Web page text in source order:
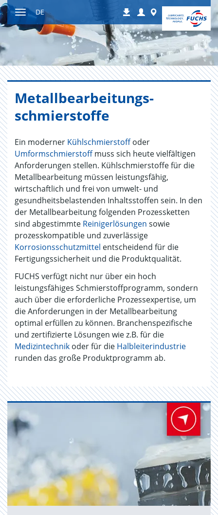
Zum
Inhalt Navigation
ein-
ausblenden
Downloads
Login Worldwide
DE
Me­tall­be­ar­bei­tungs­
schmier­stof­fe
Ein moderner Kühlschmierstoffoder
Umformschmierstoffmuss sich heute vielfältigen
Anforderungen stellen. Kühlschmierstoffe für die
Metallbearbeitung müssen leistungsfähig,
wirtschaftlich und frei von umwelt- und
gesundheitsbelastenden Inhaltsstoffen sein. In den
der Metallbearbeitung folgenden Prozessketten
sind abgestimmte Reinigerlösungen sowie
prozesskompatible und zuverlässige
Korrosionsschutzmittel entscheidend für die
Fertigungssicherheit und die Produktqualität.
FUCHS verfügt nicht nur über ein hoch
leistungsfähiges Schmierstoffprogramm, sondern
auch über die erforderliche Prozessexpertise, um
die Anforderungen in der Metallbearbeitung
optimal erfüllen zu können. Branchenspezifische
und zertifizierte Lösungen wie z.B. für die
Medizintechnik oder für die Halbleiterindustrie
runden das große Produktprogramm ab.